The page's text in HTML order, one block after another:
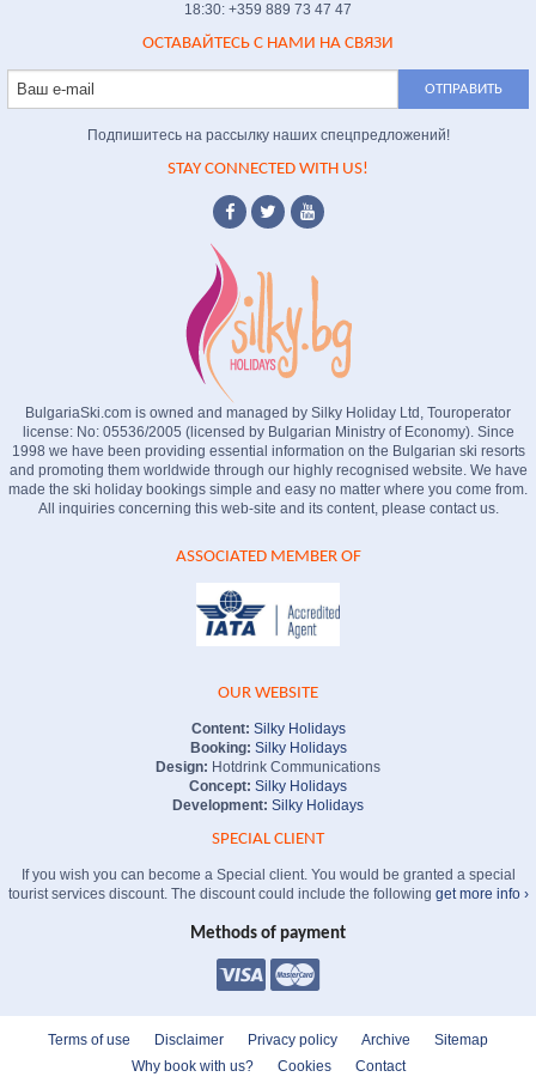
18:30: +359 889 73 47 47
ОСТАВАЙТЕСЬ С НАМИ НА СВЯЗИ
Подпишитесь на рассылку наших спецпредложений!
STAY CONNECTED WITH US!
BulgariaSki.com is owned and managed by Silky Holiday Ltd, Touroperator
license: No: 05536/2005 (licensed by Bulgarian Ministry of Economy). Since
1998 we have been providing essential information on the Bulgarian ski resorts
and promoting them worldwide through our highly recognised website. We have
made the ski holiday bookings simple and easy no matter where you come from.
All inquiries concerning this web-site and its content, please contact us.
ASSOCIATED MEMBER OF
OUR WEBSITE
Content: Silky Holidays
Booking: Silky Holidays
Design: Hotdrink Communications
Concept: Silky Holidays
Development: Silky Holidays
SPECIAL CLIENT
If you wish you can become a Special client. You would be granted a special
tourist services discount. The discount could include the following get more info ›
Methods of payment
Terms of use Disclaimer Privacy policy Archive
Sitemap
Why book with us?
Cookies Contact